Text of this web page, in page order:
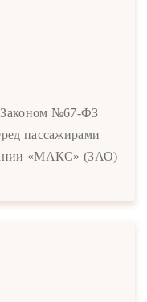
Законом №67-ФЗ
пассажирами
«МАКС» (ЗАО)